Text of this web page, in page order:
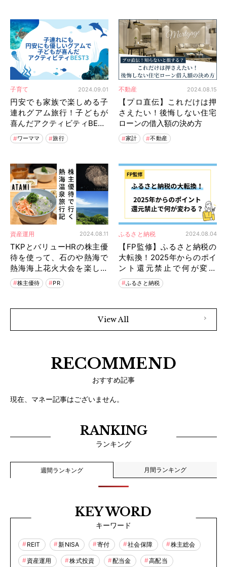
子育て 2024.09.01
円安でも家族で楽しめる子
連れグアム旅行！子どもが
喜んだアクティビティBEST
3 ワーママ 旅行
不動産 2024.08.15
【プロ直伝】これだけは押
さえたい！後悔しない住宅
ローンの借入額の決め方
家計 不動産
資産運用 2024.08.11
TKPとバリューHRの株主優
待を使って、石のや熱海で
熱海海上花火大会を楽しむ
子連れ旅行
株主優待 PR
ふるさと納税 2024.08.04
【FP監修】ふるさと納税の
大転換！2025年からのポイ
ント還元禁止で何が変わ
る？ふるさと納税
View All
RECOMMEND
おすすめ記事
現在、マネー記事はございません。
RANKING
ランキング
週間ランキング 月間ランキング
KEY WORD
キーワード
REIT 新NISA 寄付 社会保障 株主総会
資産運用 株式投資 配当金 高配当